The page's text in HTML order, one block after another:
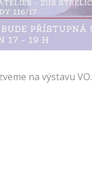
na výstavu VO.